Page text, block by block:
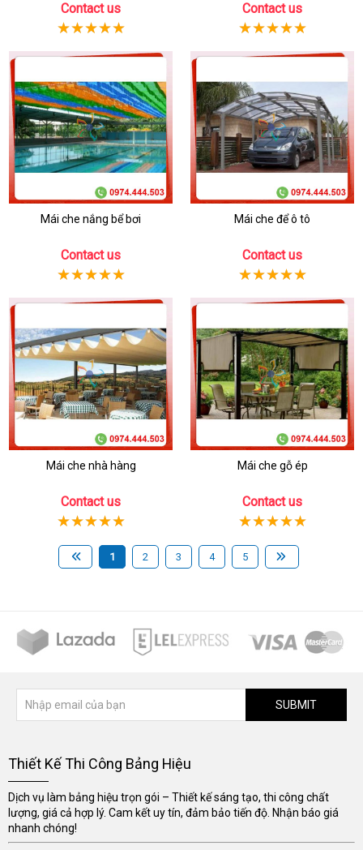
Contact us Contact us
Mái che nắng bể bơi
Contact us
Mái che để ô tô
Contact us
Mái che nhà hàng
Contact us
Mái che gỗ ép
Contact us
1 2 3 4 5
SUBMIT
Thiết Kế Thi Công Bảng Hiệu
Dịch vụ làm bảng hiệu trọn gói – Thiết kế sáng tạo, thi công chất
lượng, giá cả hợp lý. Cam kết uy tín, đảm bảo tiến độ. Nhận báo giá
nhanh chóng!